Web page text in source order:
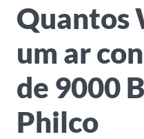
Quantos
um ar
de 9000
Philco